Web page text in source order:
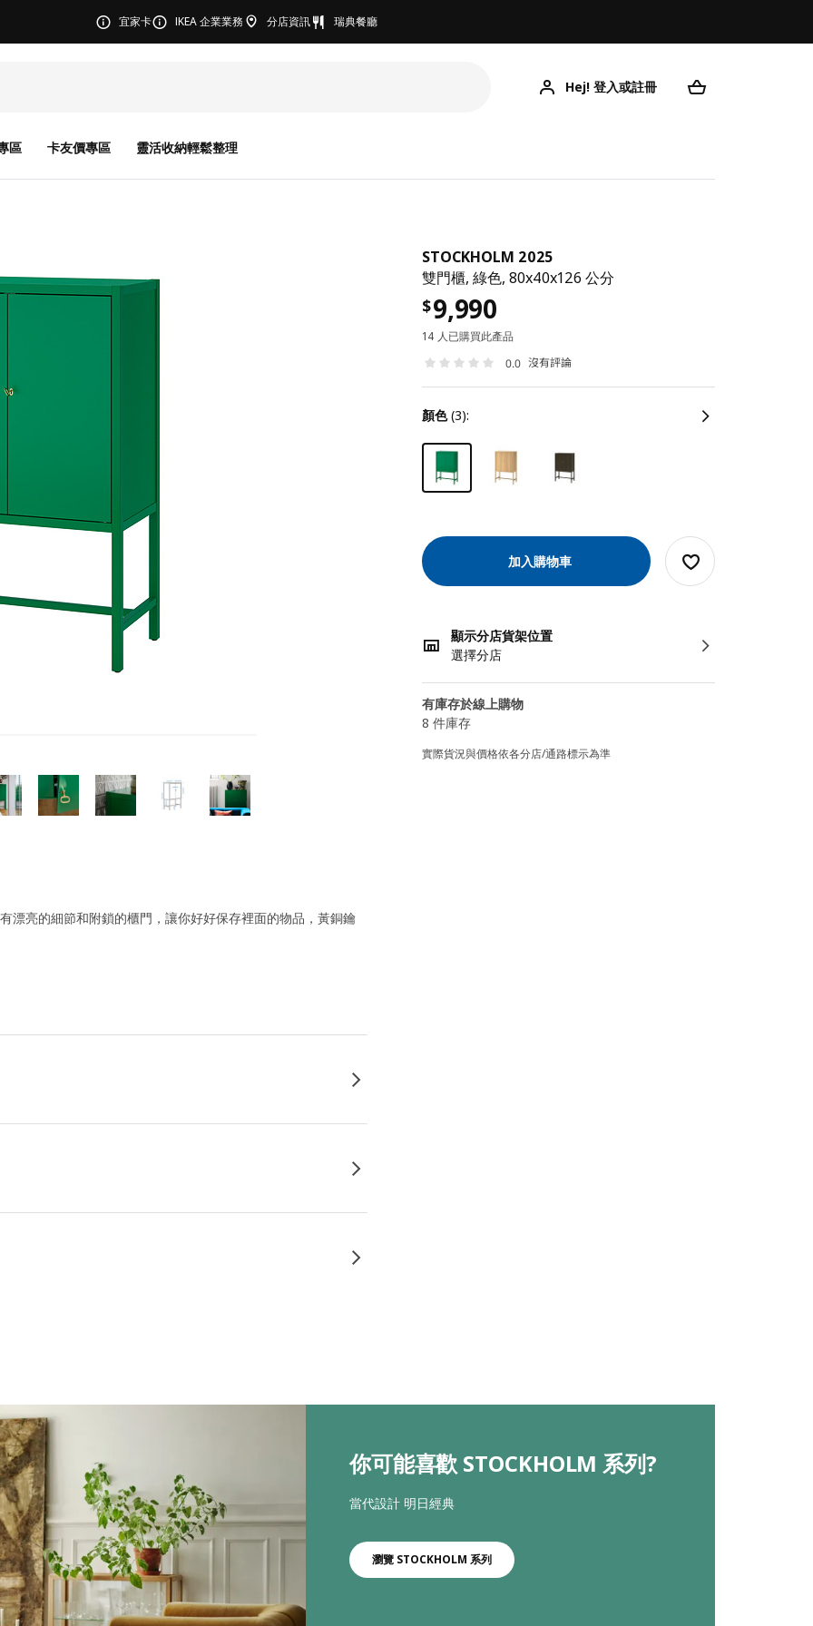
宜家卡 IKEA 企業業務 分店資訊 瑞典餐廳
Hej! 登入或註冊
區 卡友價專區 靈活收納輕鬆整理
STOCKHOLM 2025
雙門櫃, 綠色, 80x40x126 公分
$9,990
14 人已購買此產品
0.0 沒有評論
顏色(3):
加入購物車
顯示分店貨架位置
選擇分店
有庫存於線上購物
8 件庫存
實際貨況與價格依各分店/通路標示為準
漂亮的細節和附鎖的櫃門，讓你好好保存裡面的物品，黃銅鑰
你可能喜歡 STOCKHOLM 系列?
當代設計 明日經典
瀏覽 STOCKHOLM 系列